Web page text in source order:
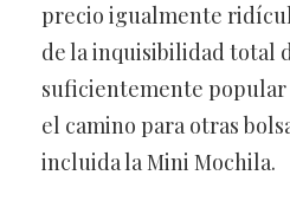
precio igualmente
de la inquisibilidad total
suficientemente popular
el camino para otras
incluida la Mini Mochila.